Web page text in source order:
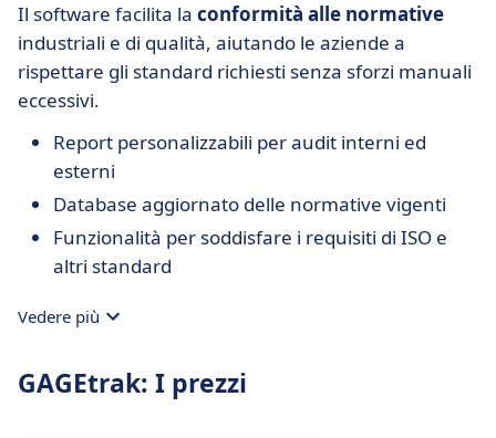
Il software facilita la conformità alle normative
industriali e di qualità, aiutando le aziende a
rispettare gli standard richiesti senza sforzi manuali
eccessivi.
Report personalizzabili per audit interni ed
esterni
Database aggiornato delle normative vigenti
Funzionalità per soddisfare i requisiti di ISO e
altri standard
Vedere più
GAGEtrak: I prezzi